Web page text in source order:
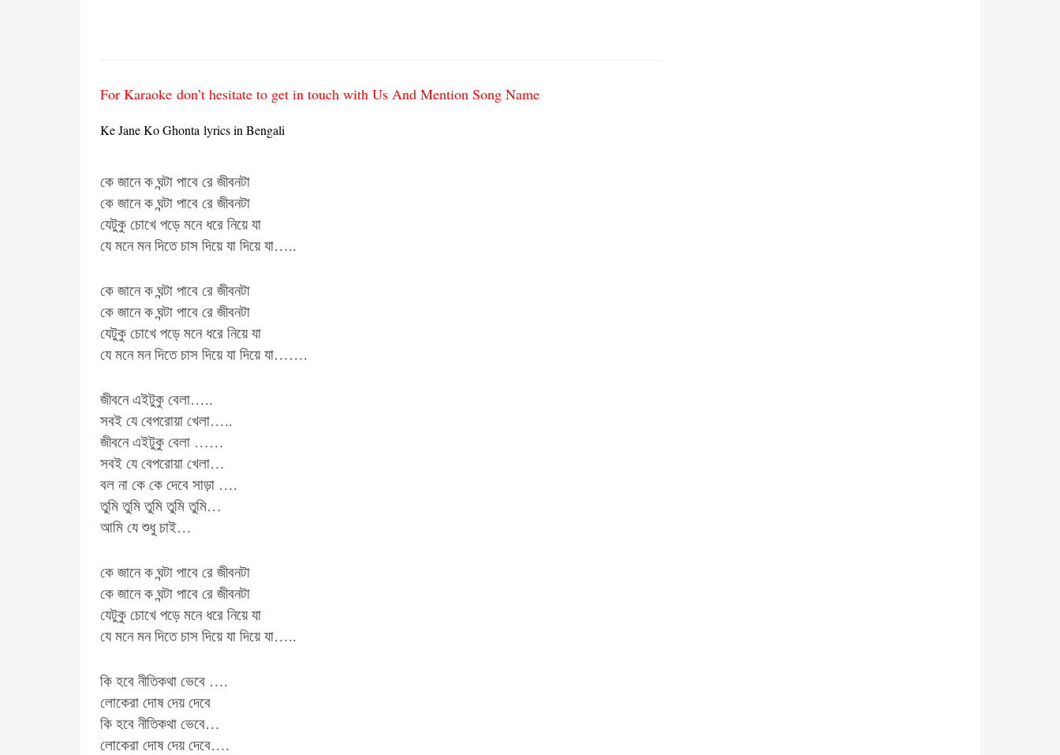
For Karaoke don’t hesitate to get in touch with Us And Mention Song Name
Ke Jane Ko Ghonta lyrics in Bengali
কে জানে ক ঘন্টা পাবে রে জীবনটা
কে জানে ক ঘন্টা পাবে রে জীবনটা
যেটুকু চোখে পড়ে মনে ধরে নিয়ে যা
যে মনে মন​ দিতে চাস দিয়ে যা দিয়ে যা…..
কে জানে ক ঘন্টা পাবে রে জীবনটা
কে জানে ক ঘন্টা পাবে রে জীবনটা
যেটুকু চোখে পড়ে মনে ধরে নিয়ে যা
যে মনে মন​ দিতে চাস দিয়ে যা দিয়ে যা…….
জীবনে এইটুকু বেলা…..
সবই যে বেপরোয়া খেলা…..
জীবনে এইটুকু বেলা ……
সবই যে বেপরোয়া খেলা…
বল না কে কে দেবে সাড়া ….
তুমি তুমি তুমি তুমি তুমি…
আমি যে শুধু চাই…
কে জানে ক ঘন্টা পাবে রে জীবনটা
কে জানে ক ঘন্টা পাবে রে জীবনটা
যেটুকু চোখে পড়ে মনে ধরে নিয়ে যা
যে মনে মন​ দিতে চাস দিয়ে যা দিয়ে যা…..
কি হবে নীতিকথা ভেবে ….
লোকেরা দোষ দেয় দেবে
কি হবে নীতিকথা ভেবে…
লোকেরা দোষ দেয় দেবে….